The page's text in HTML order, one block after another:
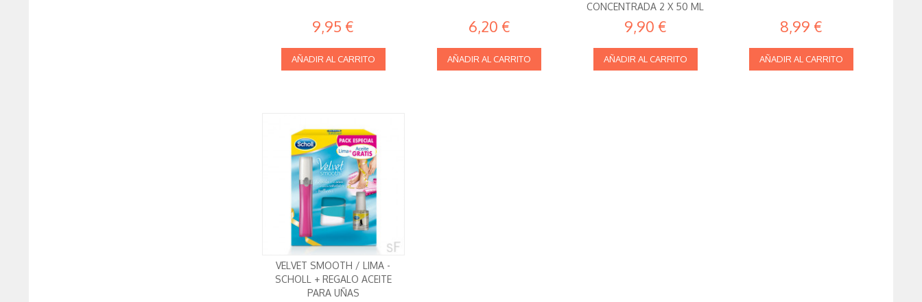
9,95 €
AÑADIR AL CARRITO
6,20 €
AÑADIR AL CARRITO
CONCENTRADA 2 X 50 ML
9,90 €
AÑADIR AL CARRITO
8,99 €
AÑADIR AL CARRITO
VELVET SMOOTH / LIMA -
SCHOLL + REGALO ACEITE
PARA UÑAS